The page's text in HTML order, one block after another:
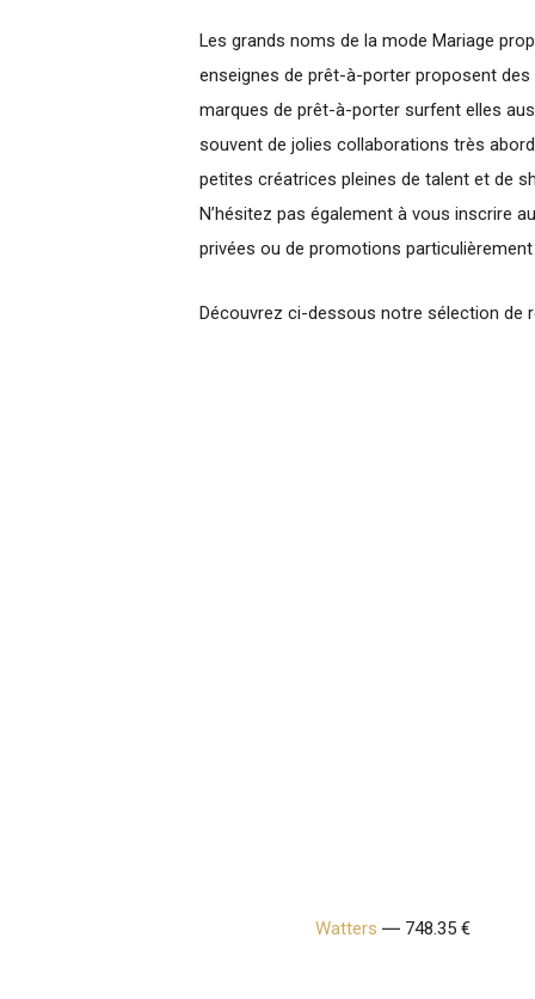
Les grands noms de la mode Mariage
enseignes de prêt-à-porter proposent
marques de prêt-à-porter surfent elles
souvent de jolies collaborations très
petites créatrices pleines de talent et de
N’hésitez pas également à vous inscrire
privées ou de promotions
Découvrez ci-dessous notre sélection de
Watters ― 748.35 €